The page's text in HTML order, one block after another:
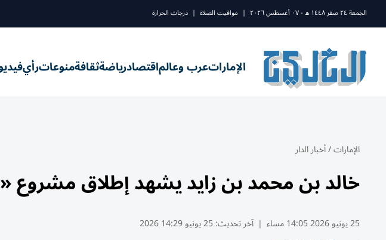
الجمعة ٢٤ صفر ١٤٤٨ ه - ٠٧ أغسطس ٢٠٢٦ | مواقيت الصلاة | درجات الحرارة
الإماراتعرب وعالماقتصادرياضةثقافةمنوعاترأي
الإمارات/أخبار الدار
خالد بن محمد بن زايد يشهد إطلاق مشروع
25 يونيو 2026 14:05 مساء | آخر تحديث:25 يونيو 14:29 2026